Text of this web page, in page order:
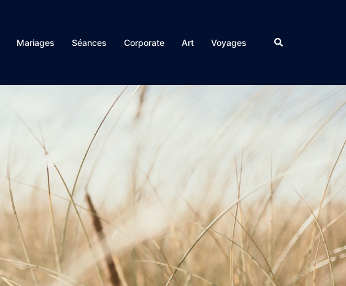
Mariages Séances Corporate Art Voyages Rechercher